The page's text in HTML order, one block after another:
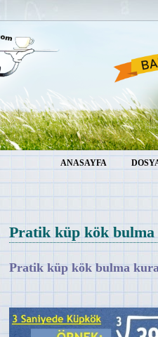
ANASAYFA
Pratik küp kök bulma
Pratik küp kök bulma